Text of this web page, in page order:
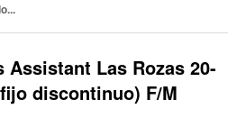
Assistant Las Rozas 20-
discontinuo) F/M